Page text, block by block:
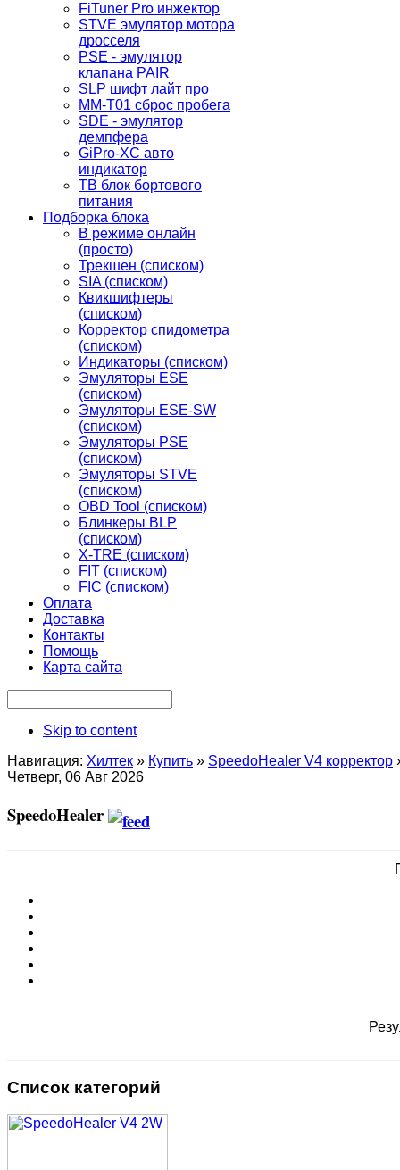
FiTuner Pro инжектор
STVE эмулятор мотора
дросселя
PSE - эмулятор
клапана PAIR
SLP шифт лайт про
MM-T01 сброс пробега
SDE - эмулятор
демпфера
GiPro-XC авто
индикатор
TB блок бортового
питания
Подборка блока
В режиме онлайн
(просто)
Трекшен (списком)
SIA (списком)
Квикшифтеры
(списком)
Корректор спидометра
(списком)
Индикаторы (списком)
Эмуляторы ESE
(списком)
Эмуляторы ESE-SW
(списком)
Эмуляторы PSE
(списком)
Эмуляторы STVE
(списком)
OBD Tool (списком)
Блинкеры BLP
(списком)
X-TRE (списком)
FIT (списком)
FIC (списком)
Оплата
Доставка
Контакты
Помощь
Карта сайта
Skip to content
Навигация: Хилтек » Купить » SpeedoHealer V4 корректор
Четверг, 06 Авг 2026
SpeedoHealer
Список категорий